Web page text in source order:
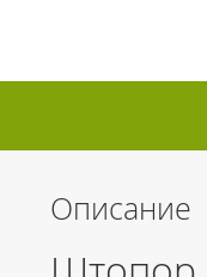
Описание